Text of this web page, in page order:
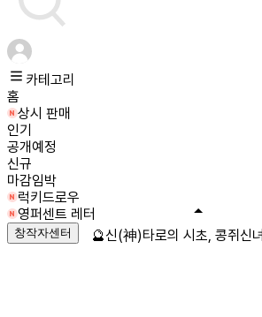
카테고리
홈
상시 판매
인기
공개예정
신규
마감임박
럭키드로우
영퍼센트 레터
창작자센터 🔮신(神)타로의 시초, 콩쥐신